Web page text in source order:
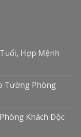
Hợp Mệnh
Tường Phòng
Khách Độc